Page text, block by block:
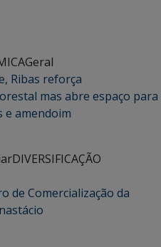
Geral
Ribas reforça
mas abre espaço para
e amendoim
DIVERSIFICAÇÃO
de Comercialização da